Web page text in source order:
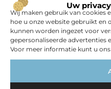
Uw
Wij maken gebruik van cookies
hoe u onze website gebruikt en
kunnen worden ingezet voor
gepersonaliseerde advertenties
Voor meer informatie kunt u
Rust en vertrouwen op elke